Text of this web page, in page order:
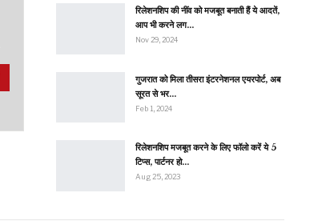
रिलेशनशिप की नींव को मजबूत बनाती हैं ये आदतें,
आप भी करने लग…
Nov 29, 2024
गुजरात को मिला तीसरा इंटरनेशनल एयरपोर्ट, अब
सूरत से भर…
Feb 1, 2024
रिलेशनशिप मजबूत करने के लिए फॉलो करें ये 5
टिप्स, पार्टनर हो…
Aug 25, 2023